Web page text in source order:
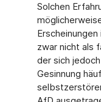
Solchen
zwar nicht als
der sich
Gesinnung